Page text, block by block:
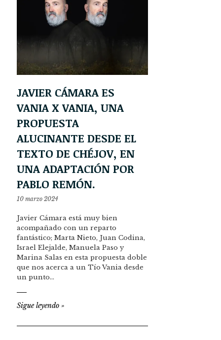
JAVIER CÁMARA ES
VANIA X VANIA, UNA
PROPUESTA
ALUCINANTE DESDE EL
TEXTO DE CHÉJOV, EN
UNA ADAPTACIÓN POR
PABLO REMÓN.
10 marzo 2024
Javier Cámara está muy bien
acompañado con un reparto
fantástico; Marta Nieto, Juan Codina,
Israel Elejalde, Manuela Paso y
Marina Salas en esta propuesta doble
que nos acerca a un Tío Vania desde
un punto…
Sigue leyendo »